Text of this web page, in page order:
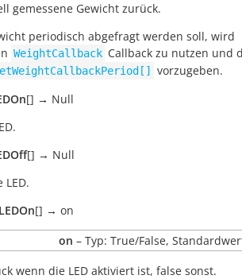
gemessene Gewicht zurück.
periodisch abgefragt werden soll, wird
WeightCallback Callback zu nutzen und
vorzugeben.
[] → Null
[] → Null
LED.
[] → on
on – Typ: True/False,
wenn die LED aktiviert ist, false sonst.